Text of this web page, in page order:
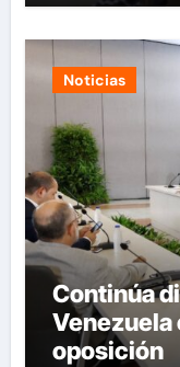
Noticias
Continúa
Venezuela
oposición